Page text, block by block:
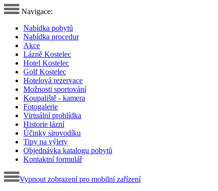
Navigace:
Nabídka pobytů
Nabídka procedur
Akce
Lázně Kostelec
Hotel Kostelec
Golf Kostelec
Hotelová rezervace
Možnosti sportování
Koupaliště - kamera
Fotogalerie
Virtuální prohlídka
Historie lázní
Účinky sirovodíku
Tipy na výlety
Objednávka katalogu pobytů
Kontaktní formulář
Vypnout zobrazení pro mobilní zařízení